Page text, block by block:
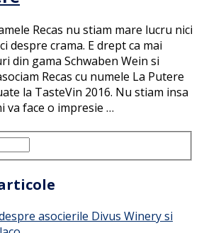
Recas nu stiam mare lucru nici
despre crama. E drept ca mai
din gama Schwaben Wein si
Recas cu numele La Putere
la TasteVin 2016. Nu stiam insa
va face o impresie …